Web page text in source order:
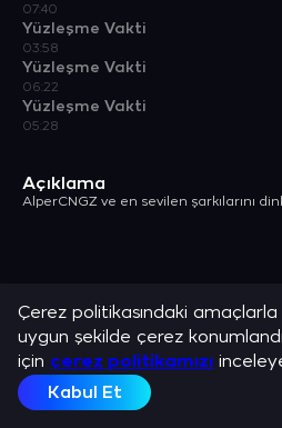
07:40
Yüzleşme Vakti
03:58
Yüzleşme Vakti
06:22
Yüzleşme Vakti
05:28
Açıklama
AlperCNGZ ve en sevilen şarkılarını
Çerez politikasındaki amaçlarla
uygun şekilde çerez
için çerez politikamızı
Kabul Et